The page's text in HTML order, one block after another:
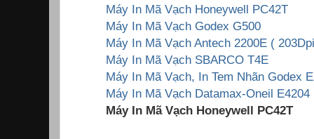
Máy In Mã Vạch Honeywell PC42T
Máy In Mã Vạch Godex G500
Máy In Mã Vạch Antech 2200E (
Máy In Mã Vạch SBARCO T4E
Máy In Mã Vạch, In Tem Nhãn Godex
Máy In Mã Vạch Datamax-Oneil
Máy In Mã Vạch Honeywell PC42T